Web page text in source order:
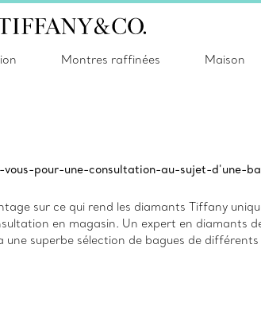
Montres raffinées Maison
pour-une-consultation-au-sujet-d'une-
sur ce qui rend les diamants Tiffany
en magasin. Un expert en diamants
superbe sélection de bagues de